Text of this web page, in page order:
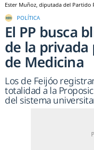
Ester Muñoz, diputada del Partido
POLÍTICA
El PP busca
de la
de Medicina
Los de Feijóo
totalidad a la
del sistema